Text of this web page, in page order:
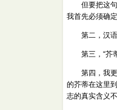
但要把这句
我首先必须确
第二，汉语
第三，“芥蒂
第四，我更
的芥蒂在这里
志的真实含义